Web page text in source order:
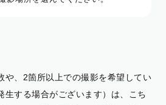
や、2箇所以上での撮影を希望してい
する場合がございます）は、こち